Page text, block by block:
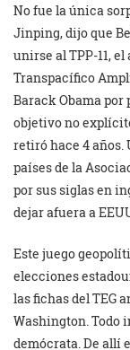
No fue la única
Jinping, dijo que
unirse al TPP-11,
Transpacífico
Barack Obama por
objetivo no
retiró hace 4 años.
países de la
por sus siglas en
dejar afuera a
Este juego
elecciones
las fichas del TEG
Washington. Todo
demócrata. De allí